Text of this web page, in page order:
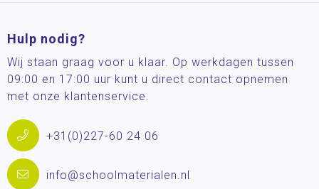
Hulp nodig?
Wij staan graag voor u klaar. Op werkdagen tussen
09:00 en 17:00 uur kunt u direct contact opnemen
met onze klantenservice.
+31(0)227-60 24 06
info@schoolmaterialen.nl